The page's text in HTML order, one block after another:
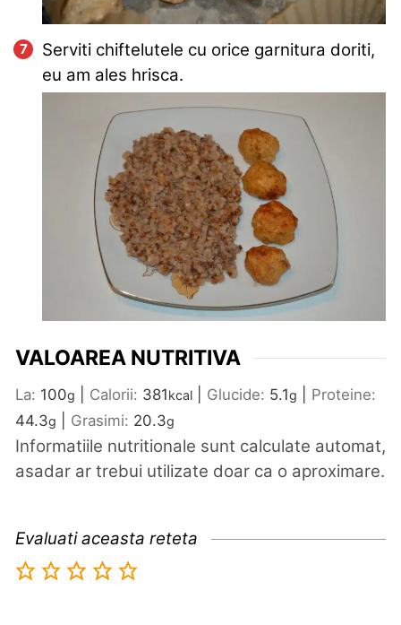
Serviti chiftelutele cu orice garnitura doriti,
eu am ales hrisca.
VALOAREA NUTRITIVA
La: 100g Calorii: 381kcal Glucide: 5.1g
Proteine:
44.3g Grasimi: 20.3g
Informatiile nutritionale sunt calculate automat,
asadar ar trebui utilizate doar ca o aproximare.
Evaluati aceasta reteta